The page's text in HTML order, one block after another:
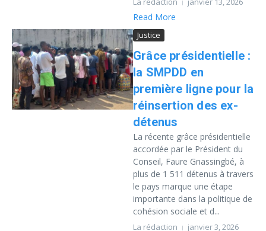
Read More
Justice
Grâce présidentielle :
la SMPDD en
première ligne pour la
réinsertion des ex-
détenus
La récente grâce présidentielle
accordée par le Président du
Conseil, Faure Gnassingbé, à
plus de 1 511 détenus à travers
le pays marque une étape
importante dans la politique de
cohésion sociale et d...
La rédaction janvier 3, 2026